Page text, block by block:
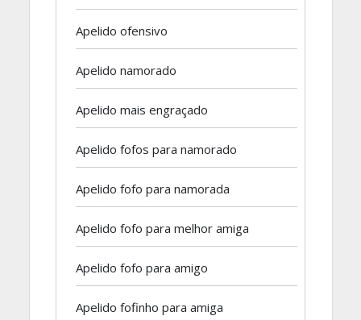
Apelido ofensivo
Apelido namorado
Apelido mais engraçado
Apelido fofos para namorado
Apelido fofo para namorada
Apelido fofo para melhor amiga
Apelido fofo para amigo
Apelido fofinho para amiga